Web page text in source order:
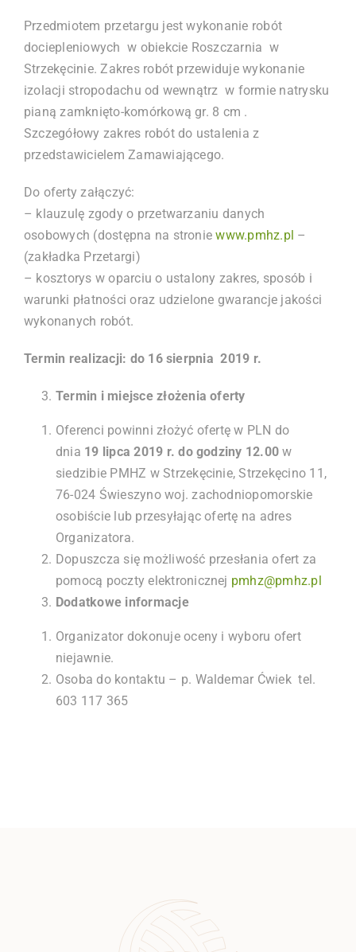
Przedmiotem przetargu jest wykonanie robót
dociepleniowych w obiekcie Roszczarnia w
Strzekęcinie. Zakres robót przewiduje wykonanie
izolacji stropodachu od wewnątrz w formie natrysku
pianą zamknięto-komórkową gr. 8 cm .
Szczegółowy zakres robót do ustalenia z
przedstawicielem Zamawiającego.
Do oferty załączyć:
– klauzulę zgody o przetwarzaniu danych
osobowych (dostępna na stroniewww.pmhz.pl –
(zakładka Przetargi)
– kosztorys w oparciu o ustalony zakres, sposób i
warunki płatności oraz udzielone gwarancje jakości
wykonanych robót.
Termin realizacji: do 16 sierpnia 2019 r.
Termin i miejsce złożenia oferty
Oferenci powinni złożyć ofertę w PLN do
dnia 19 lipca 2019 r. do godziny 12.00w
siedzibie PMHZ w Strzekęcinie, Strzekęcino 11,
76-024 Świeszyno woj. zachodniopomorskie
osobiście lub przesyłając ofertę na adres
Organizatora.
Dopuszcza się możliwość przesłania ofert za
pomocą poczty elektronicznej pmhz@pmhz.pl
Dodatkowe informacje
Organizator dokonuje oceny i wyboru ofert
niejawnie.
Osoba do kontaktu – p. Waldemar Ćwiek tel.
603 117 365